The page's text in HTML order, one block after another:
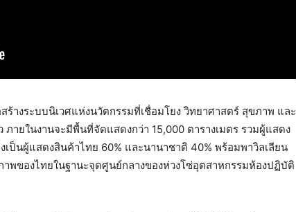
ร้างระบบนิเวศแห่งนวัตกรรมที่เชื่อมโยง วิทยาศาสตร์ สุขภาพ และ
ายในงานจะมีพื้นที่จัดแสดงกว่า 15,000 ตารางเมตร รวมผู้แสดง
ป็นผู้แสดงสินค้าไทย 60% และนานาชาติ 40% พร้อมพาวิลเลียน
พของไทยในฐานะจุดศูนย์กลางของห่วงโซ่อุตสาหกรรมห้องปฏิบัติ